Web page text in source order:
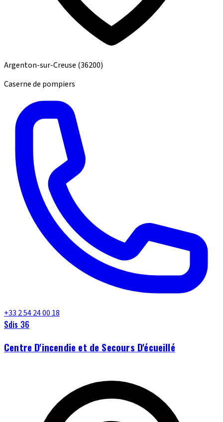
Argenton-sur-Creuse (36200)
Caserne de pompiers
+33 2 54 24 00 18
Sdis 36
Centre D'incendie et de Secours D'écueillé